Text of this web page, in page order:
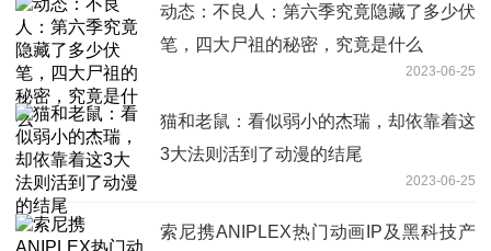
动态：不良人：第六季究竟隐藏了多少伏
笔，四大尸祖的秘密，究竟是什么
2023-06-25
猫和老鼠：看似弱小的杰瑞，却依靠着这
3大法则活到了动漫的结尾
2023-06-25
索尼携ANIPLEX热门动画IP及黑科技产